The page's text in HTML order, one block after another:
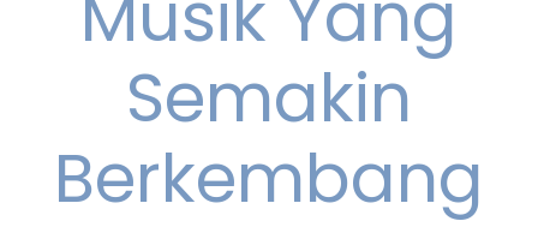
Semakin
Berkembang